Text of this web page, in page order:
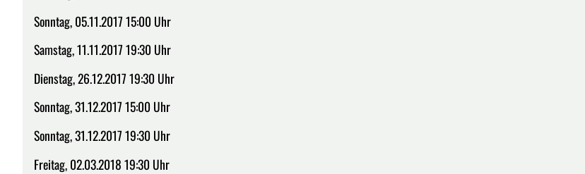
Sonntag, 05.11.2017 15:00 Uhr
Samstag, 11.11.2017 19:30 Uhr
Dienstag, 26.12.2017 19:30 Uhr
Sonntag, 31.12.2017 15:00 Uhr
Sonntag, 31.12.2017 19:30 Uhr
Freitag, 02.03.2018 19:30 Uhr